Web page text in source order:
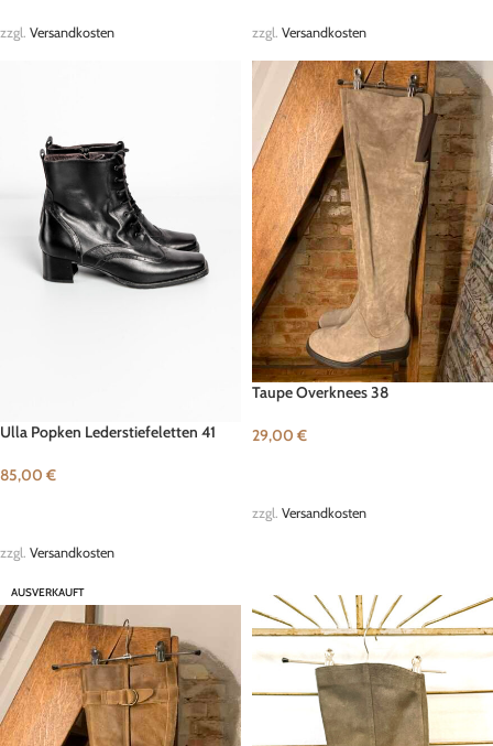
zzgl. Versandkosten zzgl. Versandkosten
Ulla Popken Lederstiefeletten 41
85,00 €
zzgl. Versandkosten
Taupe Overknees 38
29,00 €
zzgl. Versandkosten
AUSVERKAUFT